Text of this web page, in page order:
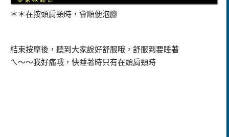
＊＊在按頭肩頸時，會順便泡腳
結束按摩後，聽到大家說好舒服哦，舒服到要睡著
ㄟ～～我好痛哦，快睡著時只有在頭肩頸時